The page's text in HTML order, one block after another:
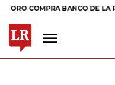
COMPRA BANCO DE LA